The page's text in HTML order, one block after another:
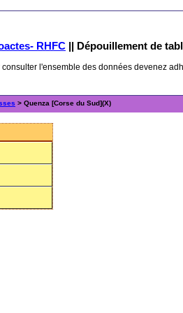
RHFC || Dépouillement de
consulter l'ensemble des données devenez
> Quenza [Corse du Sud](X)